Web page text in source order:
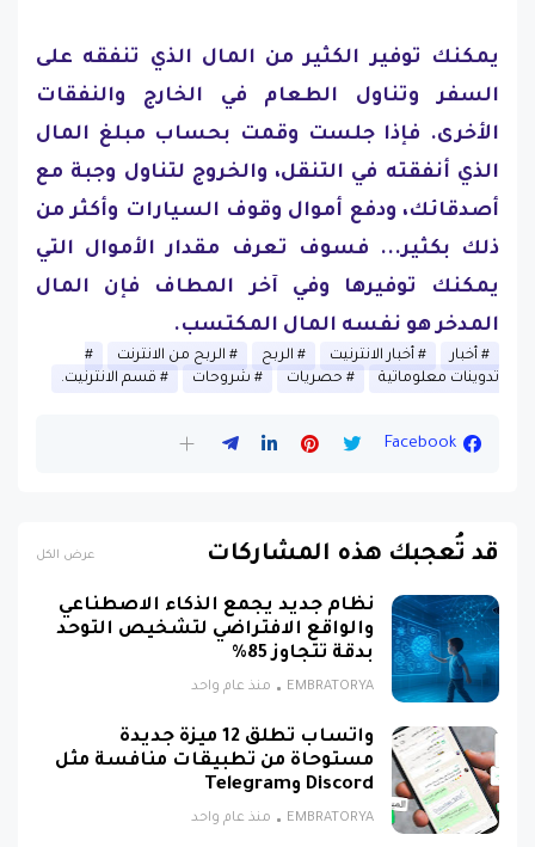
يمكنك توفير الكثير من المال الذي تنفقه على
السفر وتناول الطعام في الخارج والنفقات
الأخرى. فإذا جلست وقمت بحساب مبلغ المال
الذي أنفقته في التنقل، والخروج لتناول وجبة مع
أصدقائك، ودفع أموال وقوف السيارات وأكثر من
ذلك بكثير... فسوف تعرف مقدار الأموال التي
يمكنك توفيرها وفي آخر المطاف فإن المال
المدخر هو نفسه المال المكتسب.
أخبار أخبار الانترنيت الربح
الربح من الانترنت
تدوينات معلوماتية
حصريات شروحات قسم الانترنيت.
Facebook
قد تُعجبك هذه المشاركات عرض الكل
نظام جديد يجمع الذكاء الاصطناعي
والواقع الافتراضي لتشخيص التوحد
بدقة تتجاوز 85%
EMBRATORYA منذ عام واحد
واتساب تطلق 12 ميزة جديدة
مستوحاة من تطبيقات منافسة مثل
Discord وTelegram
EMBRATORYA منذ عام واحد